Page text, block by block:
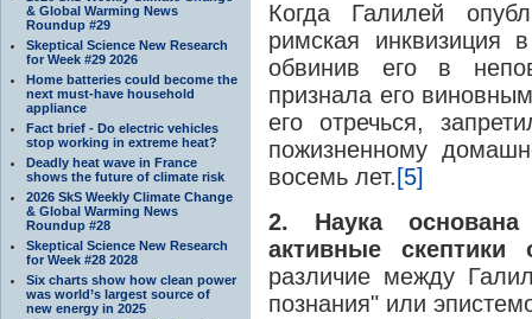
& Global Warming News
Roundup #29
Skeptical Science New Research
for Week #29 2026
Home batteries could become the
next must-have household
appliance
Fact brief - Do electric vehicles
stop working in extreme heat?
Deadly heat wave in France
shows the future of climate risk
2026 SkS Weekly Climate Change
& Global Warming News
Roundup #28
Skeptical Science New Research
for Week #28 2028
Six charts show how clean power
was world’s largest source of
new energy in 2025
Когда Галилей
римская инквизиция
обвинив его в
признала его
его отречься,
пожизненному
восемь лет. [5]
2. Наука основана
активные
различие между
познания" или